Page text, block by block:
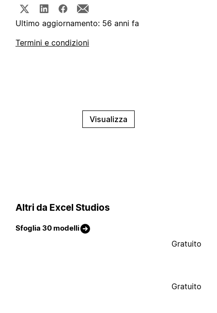
Ultimo aggiornamento: 56 anni fa
Termini e condizioni
Visualizza
Altri da Excel Studios
Sfoglia 30 modelli
Gratuito
Gratuito